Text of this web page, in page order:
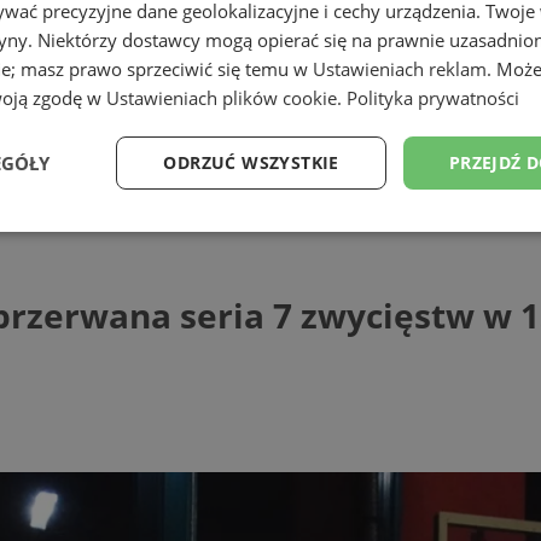
seria 7 zwycięstw w 1. Lidze
seria 7 zwycięstw w
precyzyjne dane geolokalizacyjne i cechy urządzenia.
Niektórzy dostawcy mogą opierać się na prawnie
masz prawo sprzeciwić się temu w Ustawieniach reklam.
zgodę w Ustawieniach plików cookie. Polityka prywatności
PRZEJDŹ
ODRZUĆ WSZYSTKIE
Wydajność Targetowanie Funkcjonalność
niezbędnych plików cookie nie można prawidłowo korzystać ze strony